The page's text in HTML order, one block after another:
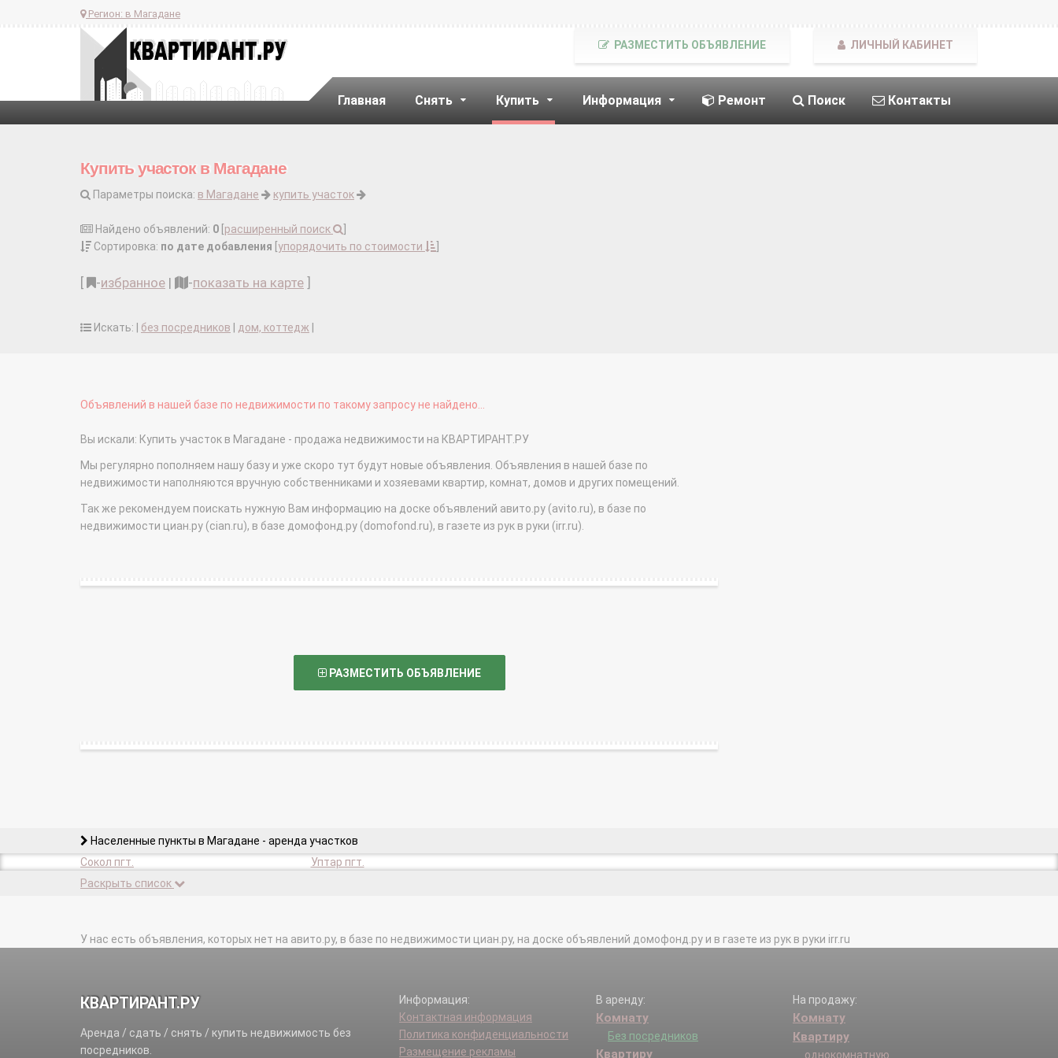
Регион: в Магадане
Главная Снять Купить Информация Ремонт Поиск Контакты
РАЗМЕСТИТЬ ОБЪЯВЛЕНИЕ ЛИЧНЫЙ КАБИНЕТ
Купить участок в Магадане
Параметры поиска: в Магадане купить участок
Найдено объявлений: 0 расширенный поиск
Сортировка: по дате добавления упорядочить по стоимости
-избранное | -показать на карте
Искать: | без посредников дом, коттедж
Объявлений в нашей базе по недвижимости по такому запросу не найдено...
Вы искали: Купить участок в Магадане - продажа недвижимости на КВАРТИРАНТ.РУ
Мы регулярно пополняем нашу базу и уже скоро тут будут новые объявления. Объявления в нашей базе по
недвижимости наполняются вручную собственниками и хозяевами квартир, комнат, домов и других помещений.
Так же рекомендуем поискать нужную Вам информацию на доске объявлений авито.ру (avito.ru), в базе по
недвижимости циан.ру (cian.ru), в базе домофонд.ру (domofond.ru), в газете из рук в руки (irr.ru).
РАЗМЕСТИТЬ ОБЪЯВЛЕНИЕ
Населенные пункты в Магадане - аренда участков
Сокол пгт.
Уптар пгт.
Раскрыть список
У нас есть объявления, которых нет на авито.ру, в базе по недвижимости циан.ру, на доске объявлений домофонд.ру и в газете из рук в руки irr.ru
КВАРТИРАНТ.РУ
Аренда / сдать / снять / купить недвижимость без
посредников.
Информация:
Контактная информация
Политика конфиденциальности
Размещение рекламы
В аренду:
Комнату
Без посредников
Квартиру
На продажу:
Комнату
Квартиру
однокомнатную